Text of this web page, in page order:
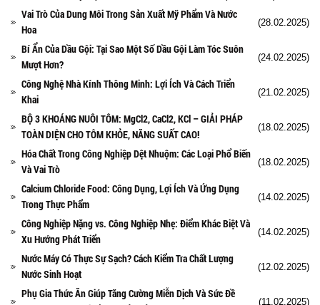
Vai Trò Của Dung Môi Trong Sản Xuất Mỹ Phẩm Và Nước
Hoa
(28.02.2025)
Bí Ẩn Của Dầu Gội: Tại Sao Một Số Dầu Gội Làm Tóc Suôn
Mượt Hơn?
(24.02.2025)
Công Nghệ Nhà Kính Thông Minh: Lợi Ích Và Cách Triển
Khai
(21.02.2025)
BỘ 3 KHOÁNG NUÔI TÔM: MgCl2, CaCl2, KCl – GIẢI PHÁP
TOÀN DIỆN CHO TÔM KHỎE, NĂNG SUẤT CAO!
(18.02.2025)
Hóa Chất Trong Công Nghiệp Dệt Nhuộm: Các Loại Phổ Biến
Và Vai Trò
(18.02.2025)
Calcium Chloride Food: Công Dụng, Lợi Ích Và Ứng Dụng
Trong Thực Phẩm
(14.02.2025)
Công Nghiệp Nặng vs. Công Nghiệp Nhẹ: Điểm Khác Biệt Và
Xu Hướng Phát Triển
(14.02.2025)
Nước Máy Có Thực Sự Sạch? Cách Kiểm Tra Chất Lượng
Nước Sinh Hoạt
(12.02.2025)
Phụ Gia Thức Ăn Giúp Tăng Cường Miễn Dịch Và Sức Đề
(11.02.2025)